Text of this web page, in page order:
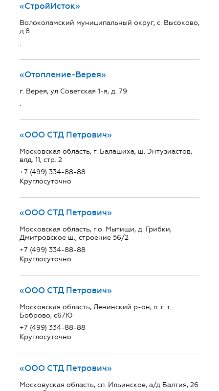
«СтройИсток»
Волоколамский муниципальный округ, с. Высоково,
д.8
.
«Отопление-Верея»
г. Верея, ул Советская 1-я, д. 79
.
«ООО СТД Петрович»
Московская область, г. Балашиха, ш. Энтузиастов,
влд. 11, стр. 2
+7 (499) 334-88-88
Круглосуточно
«ООО СТД Петрович»
Московская область, г.о. Мытищи, д. Грибки,
Дмитровское ш., строение 56/2
+7 (499) 334-88-88
Круглосуточно
«ООО СТД Петрович»
Московская область, Ленинский р-он, п. г. т.
Боброво, с67Ю
+7 (499) 334-88-88
Круглосуточно
«ООО СТД Петрович»
Московуская область, сп. Ильинское, а/д Балтия, 26